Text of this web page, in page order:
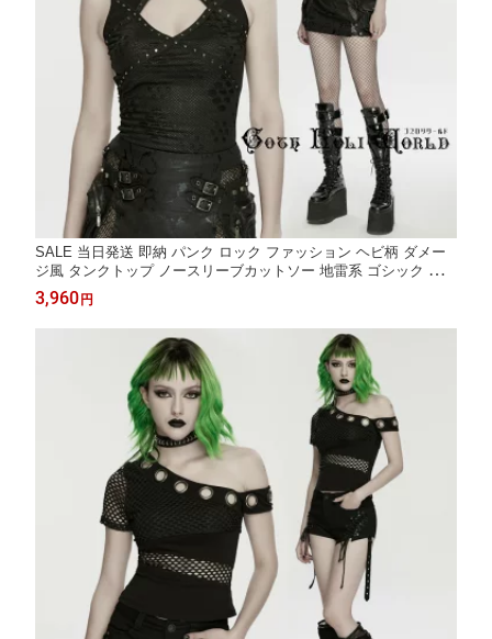
SALE 当日発送 即納 パンク ロック ファッション ヘビ柄 ダメー
ジ風 タンクトップ ノースリーブカットソー 地雷系 ゴシック ビジ
ュアル系 ヴィジュアル系 V系 サブカル 個性的 ライブ衣装 舞台衣
装 ステージ衣装 イベント衣装 仮装 衣装
3,960円